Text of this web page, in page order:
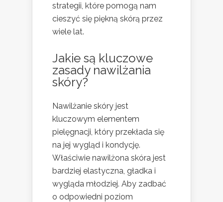
strategii, które pomogą nam
cieszyć się piękną skórą przez
wiele lat.
Jakie są kluczowe
zasady nawilżania
skóry?
Nawilżanie skóry jest
kluczowym elementem
pielęgnacji, który przekłada się
na jej wygląd i kondycję.
Właściwie nawilżona skóra jest
bardziej elastyczna, gładka i
wygląda młodziej. Aby zadbać
o odpowiedni poziom